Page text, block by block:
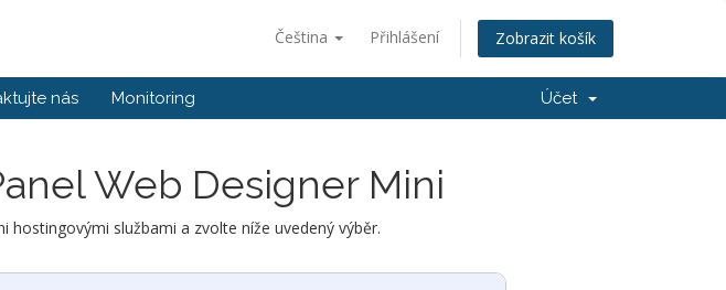
Čeština Přihlášení Zobrazit košík
nás Monitoring Účet
Web Designer Mini
službami a zvolte níže uvedený výběr.